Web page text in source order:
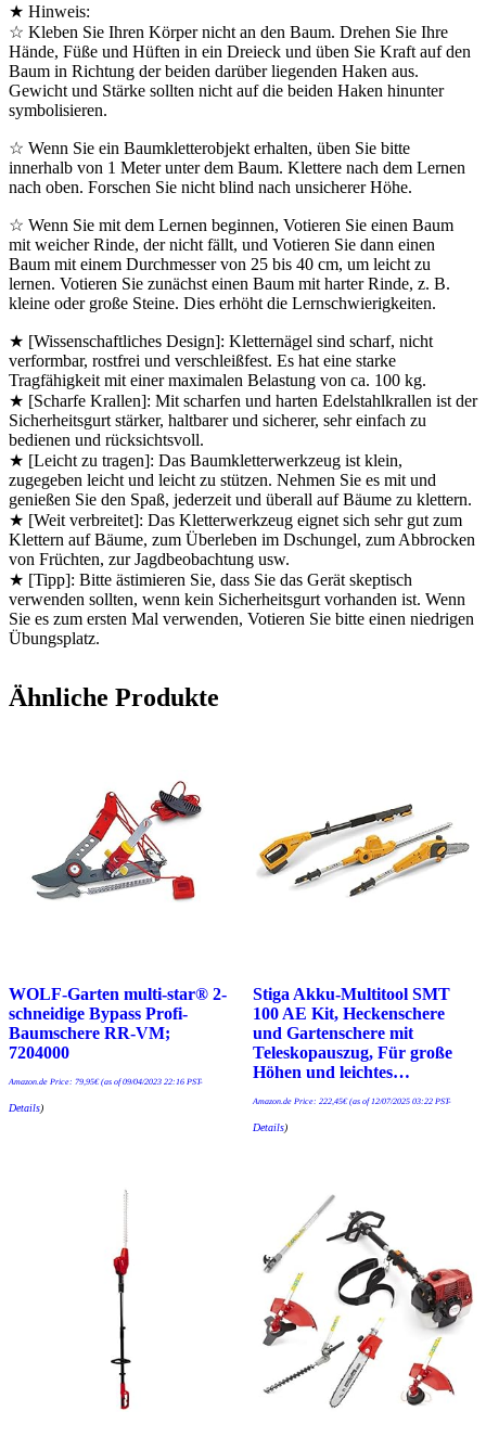
★ Hinweis:
☆ Kleben Sie Ihren Körper nicht an den Baum. Drehen Sie Ihre
Hände, Füße und Hüften in ein Dreieck und üben Sie Kraft auf den
Baum in Richtung der beiden darüber liegenden Haken aus.
Gewicht und Stärke sollten nicht auf die beiden Haken hinunter
symbolisieren.
☆ Wenn Sie ein Baumkletterobjekt erhalten, üben Sie bitte
innerhalb von 1 Meter unter dem Baum. Klettere nach dem Lernen
nach oben. Forschen Sie nicht blind nach unsicherer Höhe.
☆ Wenn Sie mit dem Lernen beginnen, Votieren Sie einen Baum
mit weicher Rinde, der nicht fällt, und Votieren Sie dann einen
Baum mit einem Durchmesser von 25 bis 40 cm, um leicht zu
lernen. Votieren Sie zunächst einen Baum mit harter Rinde, z. B.
kleine oder große Steine. Dies erhöht die Lernschwierigkeiten.
★ [Wissenschaftliches Design]: Kletternägel sind scharf, nicht
verformbar, rostfrei und verschleißfest. Es hat eine starke
Tragfähigkeit mit einer maximalen Belastung von ca. 100 kg.
★ [Scharfe Krallen]: Mit scharfen und harten Edelstahlkrallen ist der
Sicherheitsgurt stärker, haltbarer und sicherer, sehr einfach zu
bedienen und rücksichtsvoll.
★ [Leicht zu tragen]: Das Baumkletterwerkzeug ist klein,
zugegeben leicht und leicht zu stützen. Nehmen Sie es mit und
genießen Sie den Spaß, jederzeit und überall auf Bäume zu klettern.
★ [Weit verbreitet]: Das Kletterwerkzeug eignet sich sehr gut zum
Klettern auf Bäume, zum Überleben im Dschungel, zum Abbrocken
von Früchten, zur Jagdbeobachtung usw.
★ [Tipp]: Bitte ästimieren Sie, dass Sie das Gerät skeptisch
verwenden sollten, wenn kein Sicherheitsgurt vorhanden ist. Wenn
Sie es zum ersten Mal verwenden, Votieren Sie bitte einen niedrigen
Übungsplatz.
Ähnliche Produkte
WOLF-Garten multi-star® 2-
schneidige Bypass Profi-
Baumschere RR-VM;
7204000
Amazon.de Price: 79,95€(as of 09/04/2023 22:16 PST-
Details)
Stiga Akku-Multitool SMT
100 AE Kit, Heckenschere
und Gartenschere mit
Teleskopauszug, Für große
Höhen und leichtes…
Amazon.de Price: 222,45€(as of 12/07/2025 03:22 PST-
Details)